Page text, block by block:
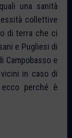
una sanità
collettive
di terra che ci
e Pugliesi di
Campobasso e
in caso di
perché è